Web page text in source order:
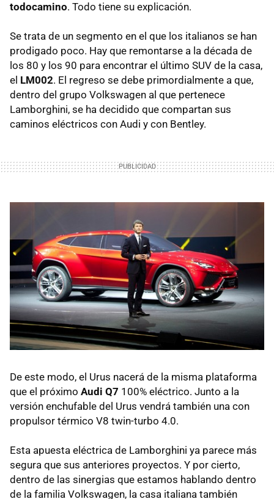
todocamino. Todo tiene su explicación.
Se trata de un segmento en el que los italianos se han
prodigado poco. Hay que remontarse a la década de
los 80 y los 90 para encontrar el último SUV de la casa,
el LM002. El regreso se debe primordialmente a que,
dentro del grupo Volkswagen al que pertenece
Lamborghini, se ha decidido que compartan sus
caminos eléctricos con Audi y con Bentley.
De este modo, el Urus nacerá de la misma plataforma
que el próximo Audi Q7 100% eléctrico. Junto a la
versión enchufable del Urus vendrá también una con
propulsor térmico V8 twin-turbo 4.0.
Esta apuesta eléctrica de Lamborghini ya parece más
segura que sus anteriores proyectos. Y por cierto,
dentro de las sinergias que estamos hablando dentro
de la familia Volkswagen, la casa italiana también